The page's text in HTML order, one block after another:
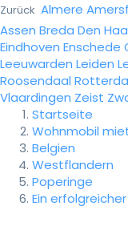
Zurück Almere
Assen Breda Den
Eindhoven Enschede
Leeuwarden Leiden
Roosendaal
Vlaardingen Zeist
Startseite
Wohnmobil
Belgien
Westflandern
Poperinge
Ein